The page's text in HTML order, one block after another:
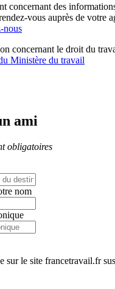
concernant des
vous auprès de votre
nous
concernant le droit du
Ministère du travail
ami
obligatoires
nom
sur le site francetravail.fr